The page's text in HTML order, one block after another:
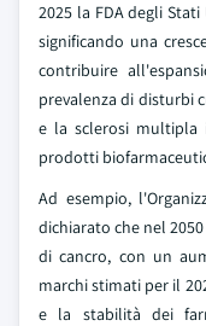
2025 la FDA degli
significando una
contribuire
prevalenza di disturbi
e la sclerosi multipla
prodotti
Ad esempio,
dichiarato che nel
di cancro, con un
marchi stimati per il
e la stabilità dei